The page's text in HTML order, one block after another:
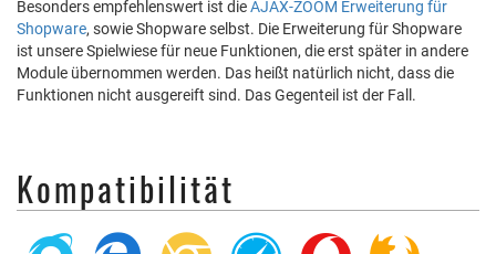
Besonders empfehlenswert ist dieAJAX-ZOOM Erweiterung für
Shopware, sowie Shopware selbst. Die Erweiterung für Shopware
ist unsere Spielwiese für neue Funktionen, die erst später in andere
Module übernommen werden. Das heißt natürlich nicht, dass die
Funktionen nicht ausgereift sind. Das Gegenteil ist der Fall.
Kompatibilität